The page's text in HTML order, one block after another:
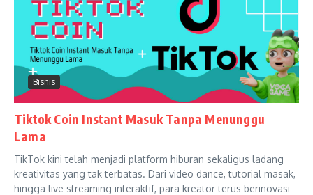
Bisnis
Tiktok Coin Instant Masuk Tanpa Menunggu
Lama
TikTok kini telah menjadi platform hiburan sekaligus ladang
kreativitas yang tak terbatas. Dari video dance, tutorial masak,
hingga live streaming interaktif, para kreator terus berinovasi